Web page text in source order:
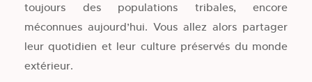
toujours des populations tribales, encore
méconnues aujourd’hui. Vous allez alors partager
leur quotidien et leur culture préservés du monde
extérieur.